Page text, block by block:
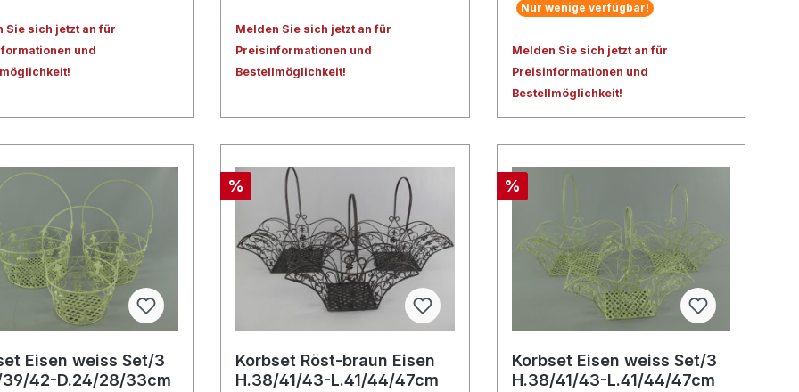
Sie sich jetzt an für
und
Melden Sie sich jetzt an für
Preisinformationen und
Bestellmöglichkeit!
Nur wenige verfügbar!
Melden Sie sich jetzt an für
Preisinformationen und
Bestellmöglichkeit!
Eisen weiss Set/3
39/42-D.24/28/33cm
%
Korbset Röst-braun Eisen
H.38/41/43-L.41/44/47cm
%
Korbset Eisen weiss Set/3
H.38/41/43-L.41/44/47cm